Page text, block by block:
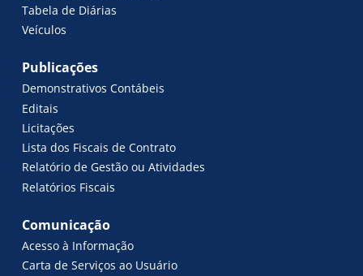
Tabela de Diárias
Veículos
Publicações
Demonstrativos Contábeis
Editais
Licitações
Lista dos Fiscais de Contrato
Relatório de Gestão ou Atividades
Relatórios Fiscais
Comunicação
Acesso à Informação
Carta de Serviços ao Usuário